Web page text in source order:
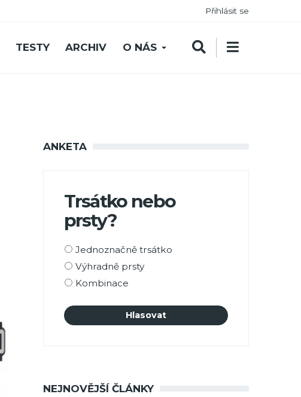
Přihlásit se
TESTY ARCHIV O NÁS
ANKETA
Trsátko nebo
prsty?
Možnosti
výběru
Jednoznačně trsátko
Výhradně prsty
Kombinace
NEJNOVĚJŠÍ ČLÁNKY